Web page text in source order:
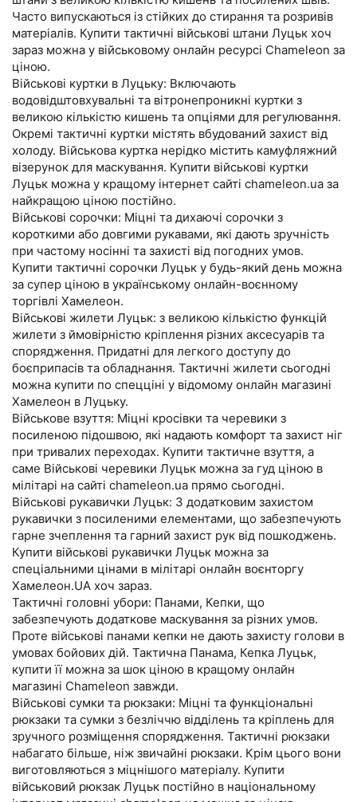
Часто випускаються із стійких до стирання та розривів
матеріалів. Купити тактичні військові штани Луцьк хоч
зараз можна у військовому онлайн ресурсі Chameleon за
ціною.
Військові куртки в Луцьку: Включають
водовідштовхувальні та вітронепроникні куртки з
великою кількістю кишень та опціями для регулювання.
Окремі тактичні куртки містять вбудований захист від
холоду. Військова куртка нерідко містить камуфляжний
візерунок для маскування. Купити військові куртки
Луцьк можна у кращому інтернет сайті chameleon.ua за
найкращою ціною постійно.
Військові сорочки: Міцні та дихаючі сорочки з
короткими або довгими рукавами, які дають зручність
при частому носінні та захисті від погодних умов.
Купити тактичні сорочки Луцьк у будь-який день можна
за супер ціною в українському онлайн-воєнному
торгівлі Хамелеон.
Військові жилети Луцьк: з великою кількістю функцій
жилети з ймовірністю кріплення різних аксесуарів та
спорядження. Придатні для легкого доступу до
боєприпасів та обладнання. Тактичні жилети сьогодні
можна купити по спецціні у відомому онлайн магазині
Хамелеон в Луцьку.
Військове взуття: Міцні кросівки та черевики з
посиленою підошвою, які надають комфорт та захист ніг
при тривалих переходах. Купити тактичне взуття, а
саме Військові черевики Луцьк можна за гуд ціною в
мілітарі на сайті chameleon.ua прямо сьогодні.
Військові рукавички Луцьк: З додатковим захистом
рукавички з посиленими елементами, що забезпечують
гарне зчеплення та гарний захист рук від пошкоджень.
Купити військові рукавички Луцьк можна за
спеціальними цінами в мілітарі онлайн воєнторгу
Хамелеон.UA хоч зараз.
Тактичні головні убори: Панами, Кепки, що
забезпечують додаткове маскування за різних умов.
Проте військові панами кепки не дають захисту голови в
умовах бойових дій. Тактична Панама, Кепка Луцьк,
купити її можна за шок ціною в кращому онлайн
магазині Chameleon завжди.
Військові сумки та рюкзаки: Міцні та функціональні
рюкзаки та сумки з безліччю відділень та кріплень для
зручного розміщення спорядження. Тактичні рюкзаки
набагато більше, ніж звичайні рюкзаки. Крім цього вони
виготовляються з міцнішого матеріалу. Купити
військовий рюкзак Луцьк постійно в національному